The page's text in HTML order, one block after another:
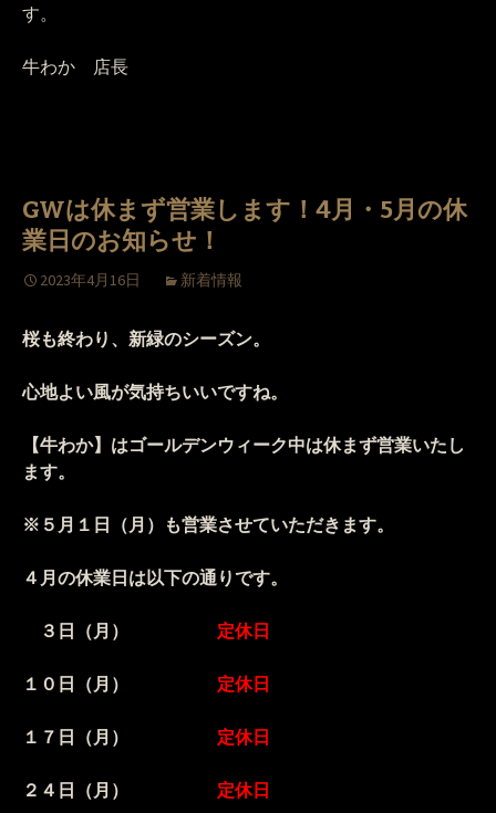
す。
牛わか 店長
GWは休まず営業します！4月・5月の休
業日のお知らせ！
2023年4月16日 新着情報
桜も終わり、新緑のシーズン。
心地よい風が気持ちいいですね。
【牛わか】はゴールデンウィーク中は休まず営業いたし
ます。
※５月１日（月）も営業させていただきます。
４月の休業日は以下の通りです。
３日（月） 定休日
１０日（月） 定休日
１７日（月） 定休日
２４日（月） 定休日